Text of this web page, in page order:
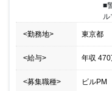
■
ル
<勤務地> 東京都
<給与> 年収 470
<募集職種> ビルPM